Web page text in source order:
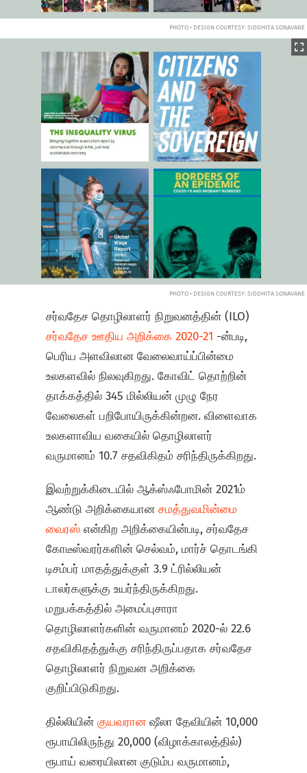
PHOTO • DESIGN COURTESY: SIDDHITA SONAVANE
PHOTO • DESIGN COURTESY: SIDDHITA SONAVANE
சர்வதேச தொழிலாளர் நிறுவனத்தின் (ILO)
சர்வதேச ஊதிய அறிக்கை 2020-21 -ன்படி,
பெரிய அளவிலான வேலைவாய்ப்பின்மை
உலகளவில் நிலவுகிறது. கோவிட் தொற்றின்
தாக்கத்தில் 345 மில்லியன் முழு நேர
வேலைகள் பறிபோயிருக்கின்றன. விளைவாக
உலகளாவிய வகையில் தொழிலாளர்
வருமானம் 10.7 சதவிகிதம் சரிந்திருக்கிறது.
இவற்றுக்கிடையில் ஆக்ஸ்ஃபோமின் 2021ம்
ஆண்டு அறிக்கையானசமத்துவமின்மை
வைரஸ்என்கிற அறிக்கையின்படி, சர்வதேச
கோடீஸ்வரர்களின் செல்வம், மார்ச் தொடங்கி
டிசம்பர் மாதத்துக்குள் 3.9 ட்ரில்லியன்
டாலர்களுக்கு உயர்ந்திருக்கிறது.
மறுபக்கத்தில் அமைப்புசாரா
தொழிலாளர்களின் வருமானம் 2020-ல் 22.6
சதவிகிதத்துக்கு சரிந்திருப்பதாக சர்வதேச
தொழிலாளர் நிறுவன அறிக்கை
குறிப்பிடுகிறது.
தில்லியின்குயவரானஷீலா தேவியின் 10,000
ரூபாயிலிருந்து 20,000 (விழாக்காலத்தில்)
ரூபாய் வரையிலான குடும்ப வருமானம்,